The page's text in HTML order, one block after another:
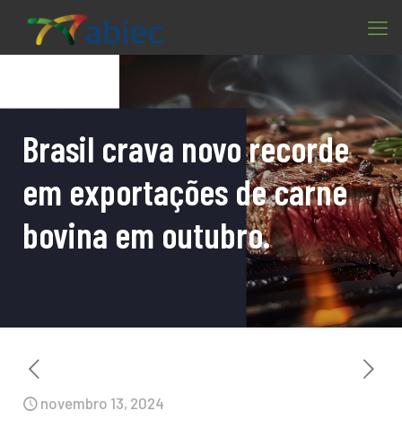
Brasil crava novo recorde
em exportações de carne
bovina em outubro.
novembro 13, 2024